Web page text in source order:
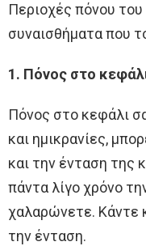
Περιοχές πόνου
συναισθήματα που
1. Πόνος στο
Πόνος στο κεφάλι
και ημικρανίες,
και την ένταση της
πάντα λίγο χρόνο
χαλαρώνετε. Κάντε
την ένταση.